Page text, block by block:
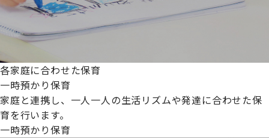
各家庭に合わせた保育
一時預かり保育
家庭と連携し、一人一人の生活リズムや発達に合わせた保
育を行います。
一時預かり保育